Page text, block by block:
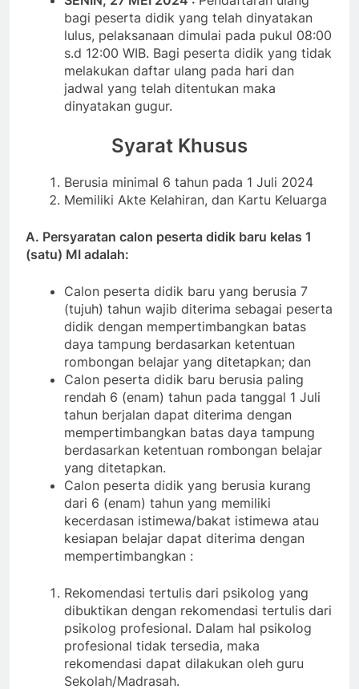
bagi peserta didik yang telah dinyatakan
lulus, pelaksanaan dimulai pada pukul 08:00
s.d 12:00 WIB. Bagi peserta didik yang tidak
melakukan daftar ulang pada hari dan
jadwal yang telah ditentukan maka
dinyatakan gugur.
Syarat Khusus
Berusia minimal 6 tahun pada 1 Juli 2024
Memiliki Akte Kelahiran, dan Kartu Keluarga
A. Persyaratan calon peserta didik baru kelas 1
(satu) MI adalah:
Calon peserta didik baru yang berusia 7
(tujuh) tahun wajib diterima sebagai peserta
didik dengan mempertimbangkan batas
daya tampung berdasarkan ketentuan
rombongan belajar yang ditetapkan; dan
Calon peserta didik baru berusia paling
rendah 6 (enam) tahun pada tanggal 1 Juli
tahun berjalan dapat diterima dengan
mempertimbangkan batas daya tampung
berdasarkan ketentuan rombongan belajar
yang ditetapkan.
Calon peserta didik yang berusia kurang
dari 6 (enam) tahun yang memiliki
kecerdasan istimewa/bakat istimewa atau
kesiapan belajar dapat diterima dengan
mempertimbangkan :
Rekomendasi tertulis dari psikolog yang
dibuktikan dengan rekomendasi tertulis dari
psikolog profesional. Dalam hal psikolog
profesional tidak tersedia, maka
rekomendasi dapat dilakukan oleh guru
Sekolah/Madrasah.